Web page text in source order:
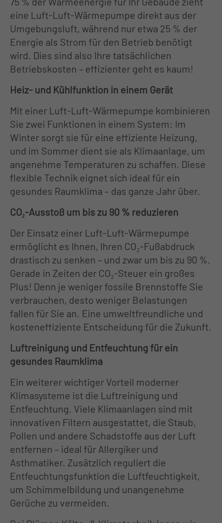
Drop us a line
info@yourdomain.com
About us
Lorem ipsum dolor sit amet,
consectetuer adipiscing elit.
Aenean commodo ligula eget dolor.
Aenean massa. Cum sociis natoque
penatibus et magnis dis parturient
montes, nascetur ridiculus mus. Donec
quam felis, ultricies nec.
eine Luft-Luft-Wärmepumpe direkt aus der
Umgebungsluft, während nur etwa 25 % der
Energie als Strom für den Betrieb benötigt
wird. Dies sind also Ihre tatsächlichen
Betriebskosten – effizienter geht es kaum!
Heiz- und Kühlfunktion in einem Gerät
Mit einer Luft-Luft-Wärmepumpe kombinieren
Sie zwei Funktionen in einem System: Im
Winter sorgt sie für eine effiziente Heizung,
und im Sommer dient sie als Klimaanlage, um
angenehme Temperaturen zu schaffen. Diese
flexible Technik eignet sich ideal für ein
gesundes Raumklima – das ganze Jahr über.
CO₂-Ausstoß um bis zu 90 % reduzieren
Der Einsatz einer Luft-Luft-Wärmepumpe
ermöglicht es Ihnen, Ihren CO₂-Fußabdruck
drastisch zu senken – und zwar um bis zu 90 %.
Gerade in Zeiten der CO₂-Steuer ein großes
Plus! Denn je weniger fossile Brennstoffe Sie
verbrauchen, desto weniger Belastungen
fallen für Sie an. Eine umweltfreundliche und
kosteneffiziente Entscheidung für die Zukunft.
Luftreinigung und Entfeuchtung für ein
gesundes Raumklima
Ein weiterer wichtiger Vorteil moderner
Klimasysteme ist die Luftreinigung und
Entfeuchtung. Viele Klimaanlagen sind mit
innovativen Filtern ausgestattet, die Staub,
Pollen und andere Schadstoffe aus der Luft
entfernen – ideal für Allergiker und
Asthmatiker. Zusätzlich reguliert die
Entfeuchtungsfunktion die Luftfeuchtigkeit,
um Schimmelbildung und unangenehme
Gerüche zu vermeiden.